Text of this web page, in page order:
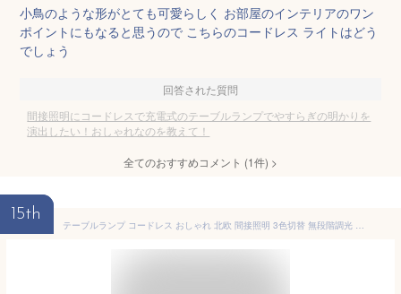
小鳥のような形がとても可愛らしく お部屋のインテリアのワン
ポイントにもなると思うので こちらのコードレス ライトはどう
でしょう
回答された質問
間接照明にコードレスで充電式のテーブルランプでやすらぎの明かりを
演出したい！おしゃれなのを教えて！
全てのおすすめコメント (1件) >
15th
テーブルランプ コードレス おしゃれ 北欧 間接照明 3色切替 無段階調光 Type-C充電式 3600mAh 卓上ライト タッチ操作 常夜灯 寝室(ゴールド)